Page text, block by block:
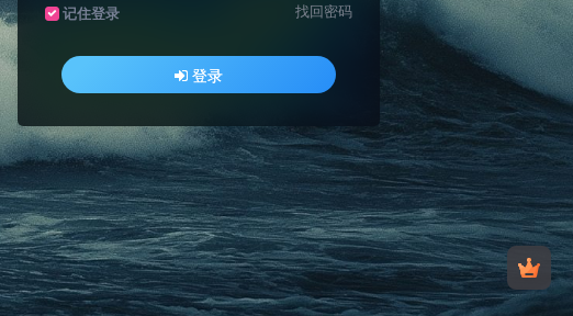
记住登录 找回密码
登录